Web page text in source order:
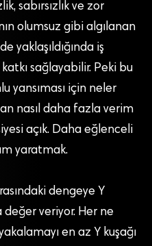
sabırsızlık ve zor
olumsuz gibi algılanan
yaklaşıldığında iş
sağlayabilir. Peki bu
yansıması için neler
nasıl daha fazla verim
açık. Daha eğlenceli
yaratmak.
dengeye Y
değer veriyor. Her ne
en az Y kuşağı